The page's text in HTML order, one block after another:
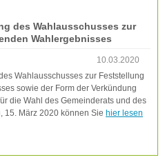
des Wahlausschusses zur
Wahlergebnisses
10.03.2020
Wahlausschusses zur Feststellung
sowie der Form der Verkündung
die Wahl des Gemeinderats und des
15. März 2020 können Sie hier lesen